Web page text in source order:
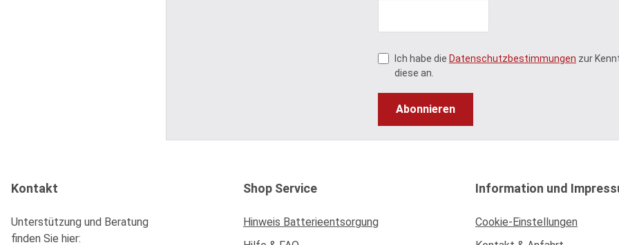
Ich habe die Datenschutzbestimmungen zur
diese an.
Abonnieren
Kontakt
Unterstützung und Beratung
finden Sie hier:
Shop Service
Hinweis Batterieentsorgung
Information und
Cookie-Einstellungen